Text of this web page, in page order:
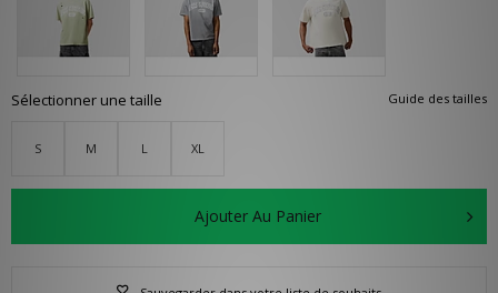
Guide des tailles
Sélectionner une taille
S M L XL
Ajouter Au Panier